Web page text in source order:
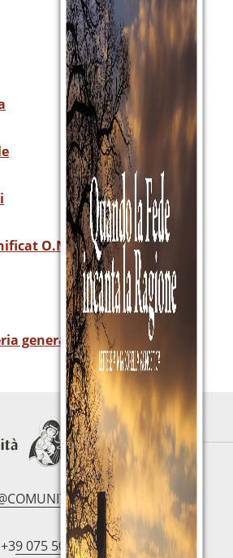
O.N.L.U.S.
generale e Segreteria
+39 075 5094797
Comunità Magnificat
sul nostro conto